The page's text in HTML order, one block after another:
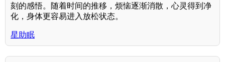
刻的感悟。随着时间的推移，烦恼逐渐消散，心灵得到净
化，身体更容易进入放松状态。
星助眠